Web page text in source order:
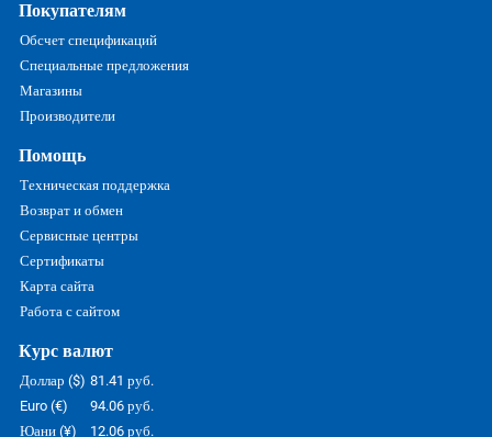
Покупателям
Обсчет спецификаций
Специальные предложения
Магазины
Производители
Помощь
Техническая поддержка
Возврат и обмен
Сервисные центры
Сертификаты
Карта сайта
Работа с сайтом
Курс валют
Доллар ($) 81.41 руб.
Euro (€)
94.06 руб.
Юани (¥)
12.06 руб.